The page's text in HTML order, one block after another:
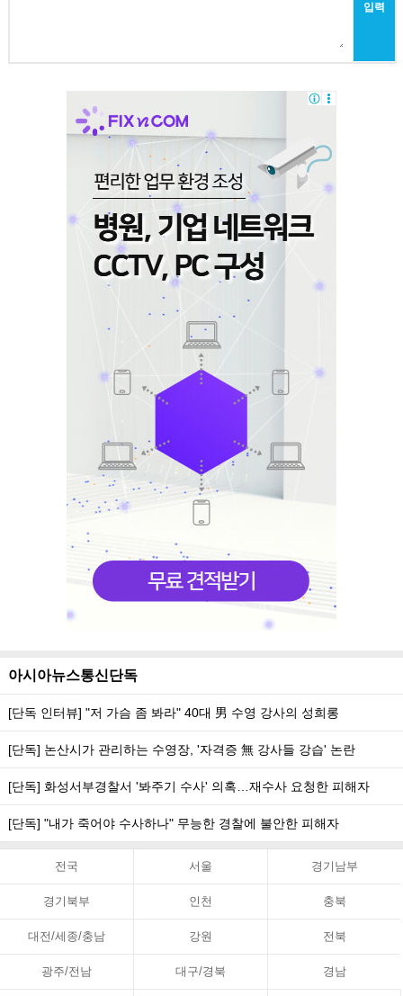
입력
아시아뉴스통신단독
[단독 인터뷰] "저 가슴 좀 봐라" 40대 男 수영 강사의 성희롱
[단독] 논산시가 관리하는 수영장, '자격증 無 강사들 강습' 논란
[단독] 화성서부경찰서 '봐주기 수사' 의혹…재수사 요청한 피해자
[단독] "내가 죽어야 수사하나" 무능한 경찰에 불안한 피해자
전국 서울 경기남부
경기북부 인천 충북
대전/세종/충남 강원 전북
광주/전남 대구/경북 경남